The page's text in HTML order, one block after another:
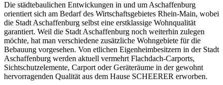
Die städtebaulichen Entwickungen in und um Aschaffenburg
orientiert sich am Bedarf des Wirtschaftsgebietes Rhein-Main, wobei
die Stadt Aschaffenburg selbst eine erstklassige Wohnqualität
garantiert. Weil die Stadt Aschaffenburg noch weiterhin zulegen
möchte, hat man verschiedene zusätzliche Wohngebiete für die
Bebauung vorgesehen. Von etlichen Eigenheimbesitzern in der Stadt
Aschaffenburg werden aktuell vermehrt Flachdach-Carports,
Sichtschutzelemente, Carport oder Geräteräume in der gewohnt
hervorragenden Qualität aus dem Hause SCHEERER erworben.